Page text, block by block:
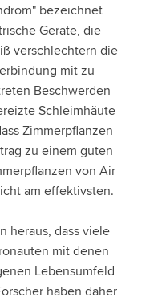
bezeichnet
Geräte, die
verschlechtern die
mit zu
Beschwerden
Schleimhäute
Zimmerpflanzen
zu einem guten
von Air
am effektivsten.
heraus, dass viele
mit denen
Lebensumfeld
haben daher